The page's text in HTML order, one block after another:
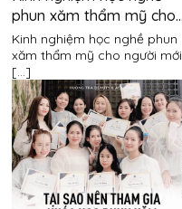
phun xăm thẩm mỹ cho
người mới bắt đầu
Kinh nghiệm học nghề phun
xăm thẩm mỹ cho người mới
[...]